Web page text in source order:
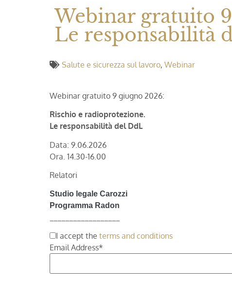
Webinar gratuito
Le responsabilità
Salute e sicurezza sul lavoro, Webinar
Webinar gratuito 9 giugno 2026:
Rischio e radioprotezione.
Le responsabilità del DdL
Data: 9.06.2026
Ora. 14.30-16.00
Relatori
Studio legale Carozzi
Programma Radon
I accept the terms and conditions
Email Address*